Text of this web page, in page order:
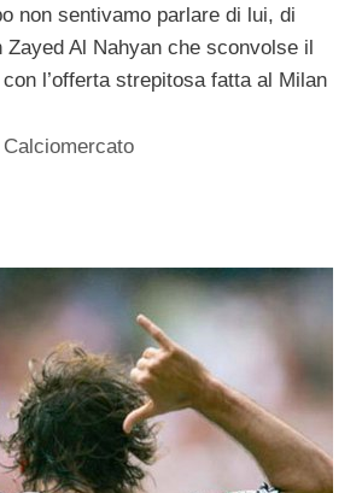
non sentivamo parlare di lui, di
Zayed Al Nahyan che sconvolse il
l’offerta strepitosa fatta al Milan
Calciomercato